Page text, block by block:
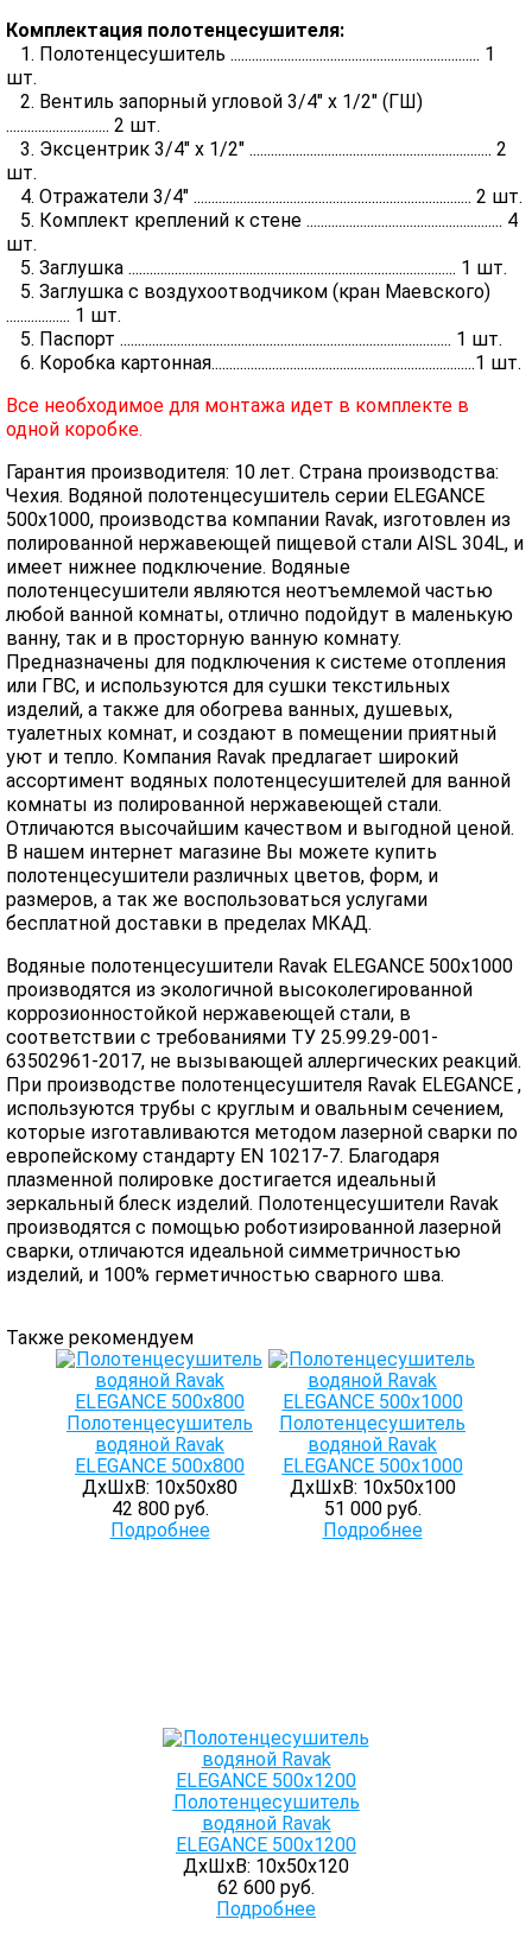
Комплектация полотенцесушителя:
1. Полотенцесушитель ...................................................................... 1
шт.
2. Вентиль запорный угловой 3/4" х 1/2" (ГШ)
............................. 2 шт.
3. Эксцентрик 3/4" х 1/2" .................................................................... 2
шт.
4. Отражатели 3/4" .............................................................................. 2 шт.
5. Комплект креплений к стене ....................................................... 4
шт.
5. Заглушка ............................................................................................ 1 шт.
5. Заглушка с воздухоотводчиком (кран Маевского)
.................. 1 шт.
5. Паспорт ............................................................................................. 1 шт.
6. Коробка картонная..........................................................................1 шт.
Все необходимое для монтажа идет в комплекте в
одной коробке.
Гарантия производителя: 10 лет. Страна производства:
Чехия. Водяной полотенцесушитель серии ELEGANCE
500x1000, производства компании Ravak, изготовлен из
полированной нержавеющей пищевой стали AISL 304L, и
имеет нижнее подключение. Водяные
полотенцесушители являются неотъемлемой частью
любой ванной комнаты, отлично подойдут в маленькую
ванну, так и в просторную ванную комнату.
Предназначены для подключения к системе отопления
или ГВС, и используются для сушки текстильных
изделий, а также для обогрева ванных, душевых,
туалетных комнат, и создают в помещении приятный
уют и тепло. Компания Ravak предлагает широкий
ассортимент водяных полотенцесушителей для ванной
комнаты из полированной нержавеющей стали.
Отличаются высочайшим качеством и выгодной ценой.
В нашем интернет магазине Вы можете купить
полотенцесушители различных цветов, форм, и
размеров, а так же воспользоваться услугами
бесплатной доставки в пределах МКАД.
Водяные полотенцесушители Ravak ELEGANCE 500x1000
производятся из экологичной высоколегированной
коррозионностойкой нержавеющей стали, в
соответствии с требованиями ТУ 25.99.29-001-
63502961-2017, не вызывающей аллергических реакций.
При производстве полотенцесушителя Ravak ELEGANCE ,
используются трубы с круглым и овальным сечением,
которые изготавливаются методом лазерной сварки по
европейскому стандарту EN 10217-7. Благодаря
плазменной полировке достигается идеальный
зеркальный блеск изделий. Полотенцесушители Ravak
производятся с помощью роботизированной лазерной
сварки, отличаются идеальной симметричностью
изделий, и 100% герметичностью сварного шва.
Также рекомендуем
Полотенцесушитель
водяной Ravak
ELEGANCE 500x800
ДхШхВ: 10х50х80
42 800 руб.
Подробнее
Полотенцесушитель
водяной Ravak
ELEGANCE 500x1000
ДхШхВ: 10х50х100
51 000 руб.
Подробнее
Полотенцесушитель
водяной Ravak
ELEGANCE 500x1200
ДхШхВ: 10х50х120
62 600 руб.
Подробнее